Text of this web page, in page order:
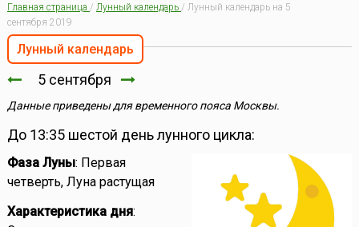
Главная страница / Лунный календарь / Лунный календарь на 5
сентября 2019
Лунный календарь
5 сентября
Данные приведены для временного пояса Москвы.
До 13:35 шестой день лунного цикла:
Фаза Луны: Первая
четверть, Луна растущая
Характеристика дня: